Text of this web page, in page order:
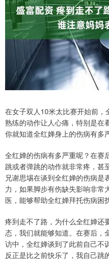
在女子双人10米太比赛开始前
熟练的动作让人心痛，特别是在
你就知道全红婵身上的伤病有多严
全红婵的伤病有多严重呢？在赛
跳或者弹跳的动作就非常疼，甚
兄谢思埸在谈到全红婵的伤病
力，如果脚步有伤缺失影响非常
医，能够帮助全红婵拜托伤病困扰
疼到走不了路，为什么全红婵还
态，我们就能够知道。在赛后，
访中，全红婵谈到了此前自己不
反正是比之前快乐了，我自己跳